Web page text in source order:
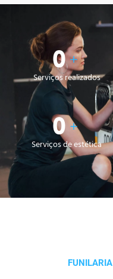
0+
Serviços realizados
0+
Serviços de estética